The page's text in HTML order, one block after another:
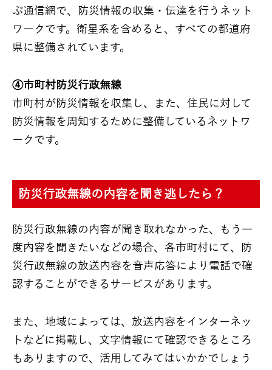
ぶ通信網で、防災情報の収集・伝達を行うネット
ワークです。衛星系を含めると、すべての都道府
県に整備されています。
④市町村防災行政無線
市町村が防災情報を収集し、また、住民に対して
防災情報を周知するために整備しているネットワ
ークです。
防災行政無線の内容を聞き逃したら？
防災行政無線の内容が聞き取れなかった、もう一
度内容を聞きたいなどの場合、各市町村にて、防
災行政無線の放送内容を音声応答により電話で確
認することができるサービスがあります。
また、地域によっては、放送内容をインターネッ
トなどに掲載し、文字情報にて確認できるところ
もありますので、活用してみてはいかかでしょう